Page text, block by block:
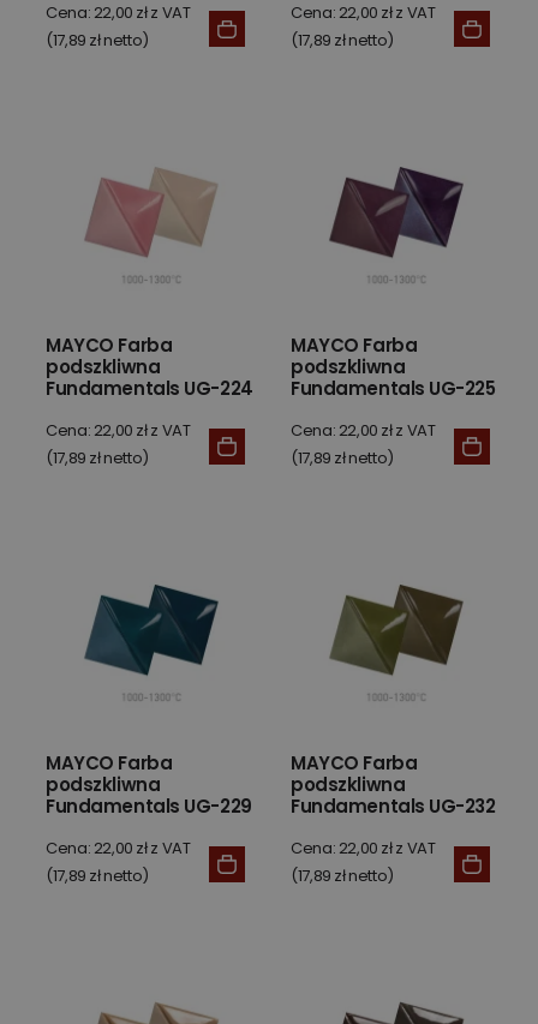
Cena: 22,00 zł z VAT
(17,89 zł netto)
Cena: 22,00 zł z VAT
(17,89 zł netto)
MAYCO Farba
podszkliwna
Fundamentals UG-224
Cena: 22,00 zł z VAT
(17,89 zł netto)
MAYCO Farba
podszkliwna
Fundamentals UG-225
Cena: 22,00 zł z VAT
(17,89 zł netto)
MAYCO Farba
podszkliwna
Fundamentals UG-229
Cena: 22,00 zł z VAT
(17,89 zł netto)
MAYCO Farba
podszkliwna
Fundamentals UG-232
Cena: 22,00 zł z VAT
(17,89 zł netto)